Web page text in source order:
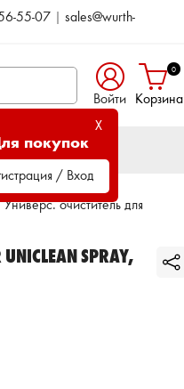
55-07 |sales@wurth-
Войти
X
покупок
/ Вход
0
Корзина
Универс. очиститель для
SPRAY,